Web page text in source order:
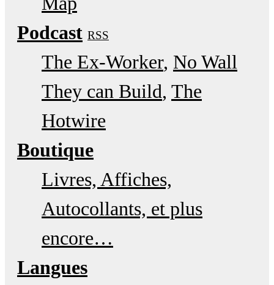
Podcast RSS
The Ex-Worker No Wall
They can Build The
Hotwire
Boutique
Livres, Affiches,
Autocollants, et plus
encore…
Langues